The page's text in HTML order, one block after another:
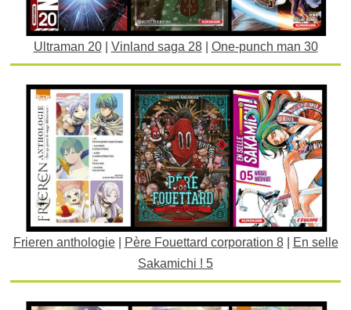
Ultraman 20| Vinland saga 28| One-punch man 30
Frieren anthologie| Père Fouettard corporation 8|
En selle
Sakamichi ! 5